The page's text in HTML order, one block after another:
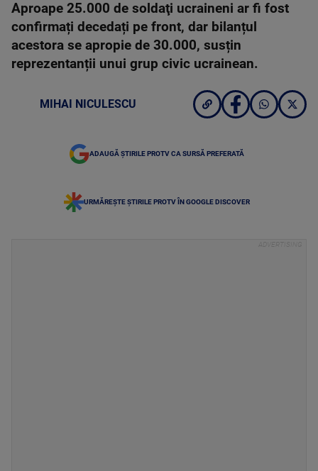
Aproape 25.000 de soldaţi ucraineni ar fi fost
confirmați decedați pe front, dar bilanțul
acestora se apropie de 30.000, susțin
reprezentanții unui grup civic ucrainean.
MIHAI NICULESCU
ADAUGĂ ȘTIRILE PROTV CA SURSĂ PREFERATĂ
URMĂREȘTE ȘTIRILE PROTV ÎN GOOGLE DISCOVER